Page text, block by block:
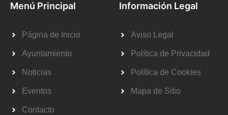
Menú Principal
Página de Inicio
Ayuntamiento
Noticias
Eventos
Contacto
Información Legal
Aviso Legal
Política de Privacidad
Política de Cookies
Mapa de Sitio